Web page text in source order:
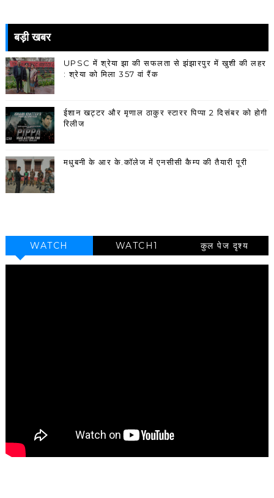
बड़ी खबर
UPSC में श्रेया झा की सफलता से झंझारपुर में खुशी की लहर
: श्रेया को मिला 357 वां रैंक
ईशान खट्टर और मृणाल ठाकुर स्टारर पिप्पा 2 दिसंबर को होगी
रिलीज
मधुबनी के आर के.कॉलेज में एनसीसी कैम्प की तैयारी पूरी
WATCH WATCH1 कुल पेज दृश्य